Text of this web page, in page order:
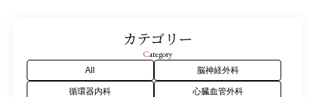
カテゴリー
Category
All 脳神経外科
循環器内科 心臓血管外科